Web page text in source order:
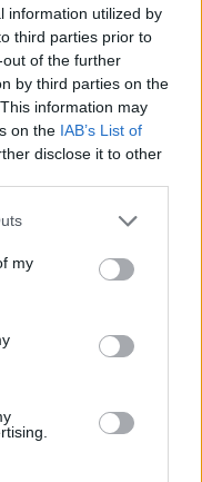
information utilized by
third parties prior to
of the further
by third parties on the
information may
on the IAB’s List of
disclose it to other
one or more Google
You may click to
third-party tags to
in below Google
my
hanem a
tartása és
a mai napig
évek óta
a fasizmus
is fel kell
értette, hogy
a történelmi
eredő
azért került
a forradalom
végett
kormánnyal Bibó
elvszerű és
hogy a
és széleskörűen